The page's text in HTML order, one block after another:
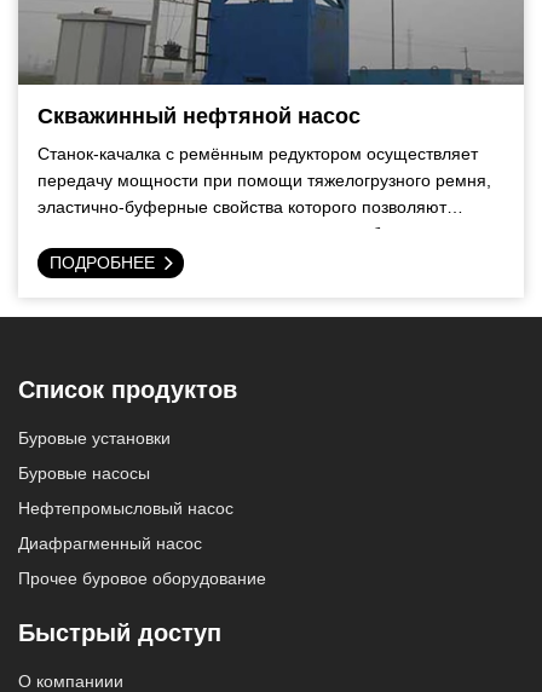
Скважинный нефтяной насос
Станок-качалка с ремённым редуктором осуществляет
передачу мощности при помощи тяжелогрузного ремня,
эластично-буферные свойства которого позволяют
снизить ударное отклонение насоса и стабилизировать
движение колонны насосных штанг.
ПОДРОБНЕЕ
Список продуктов
Буровые установки
Буровые насосы
Нефтепромысловый насос
Диафрагменный насос
Прочее буровое оборудование
Быстрый доступ
О компаниии